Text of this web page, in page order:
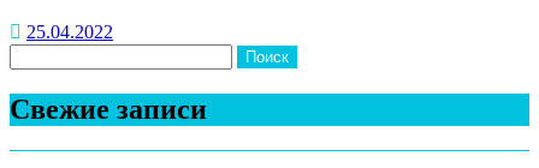
25.04.2022
Свежие записи